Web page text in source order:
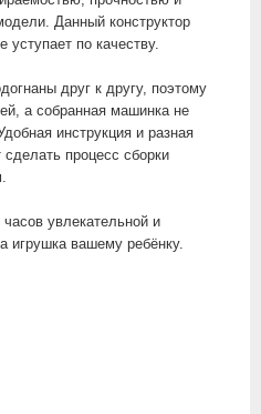
Данный конструктор
уступает по качеству.
друг к другу, поэтому
а собранная машинка не
инструкция и разная
процесс сборки
увлекательной и
игрушка вашему ребёнку.